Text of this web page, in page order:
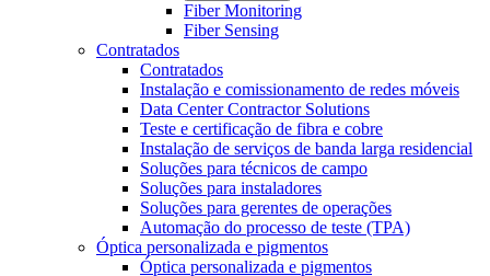
Fiber Monitoring
Fiber Sensing
Contratados
Contratados
Instalação e comissionamento de redes móveis
Data Center Contractor Solutions
Teste e certificação de fibra e cobre
Instalação de serviços de banda larga residencial
Soluções para técnicos de campo
Soluções para instaladores
Soluções para gerentes de operações
Automação do processo de teste (TPA)
Óptica personalizada e pigmentos
Óptica personalizada e pigmentos